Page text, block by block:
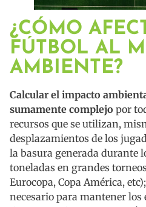
¿CÓMO
FÚTBOL AL
AMBIENTE?
Calcular el impacto
sumamente complejo por
recursos que se utilizan,
desplazamientos de los
la basura generada durante
toneladas en grandes
Eurocopa, Copa América,
necesario para mantener los